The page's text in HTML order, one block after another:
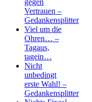
gegen
Vertrauen –
Gedankensplitter
Viel um die
Ohren… –
Tagaus,
tagein…
Nicht
unbedingt
erste Wahl! –
Gedankensplitter